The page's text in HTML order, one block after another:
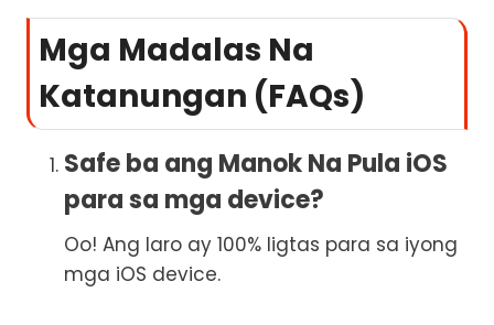
Mga Madalas Na
Katanungan (FAQs)
Safe ba ang Manok Na Pula iOS
para sa mga device?
Oo! Ang laro ay 100% ligtas para sa iyong
mga iOS device.